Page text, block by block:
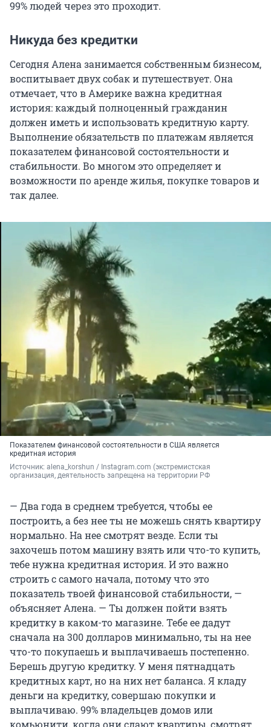
99% людей через это проходит.
Никуда без кредитки
Сегодня Алена занимается собственным бизнесом,
воспитывает двух собак и путешествует. Она
отмечает, что в Америке важна кредитная
история: каждый полноценный гражданин
должен иметь и использовать кредитную карту.
Выполнение обязательств по платежам является
показателем финансовой состоятельности и
стабильности. Во многом это определяет и
возможности по аренде жилья, покупке товаров и
так далее.
Показателем финансовой состоятельности в США является
кредитная история
Источник: alena_korshun / Instagram.com (экстремистская
организация, деятельность запрещена на территории РФ
— Два года в среднем требуется, чтобы ее
построить, а без нее ты не можешь снять квартиру
нормально. На нее смотрят везде. Если ты
захочешь потом машину взять или что-то купить,
тебе нужна кредитная история. И это важно
строить с самого начала, потому что это
показатель твоей финансовой стабильности, —
объясняет Алена. — Ты должен пойти взять
кредитку в каком-то магазине. Тебе ее дадут
сначала на 300 долларов минимально, ты на нее
что-то покупаешь и выплачиваешь постепенно.
Берешь другую кредитку. У меня пятнадцать
кредитных карт, но на них нет баланса. Я кладу
деньги на кредитку, совершаю покупки и
выплачиваю. 99% владельцев домов или
комьюнити, когда они сдают квартиры, смотрят